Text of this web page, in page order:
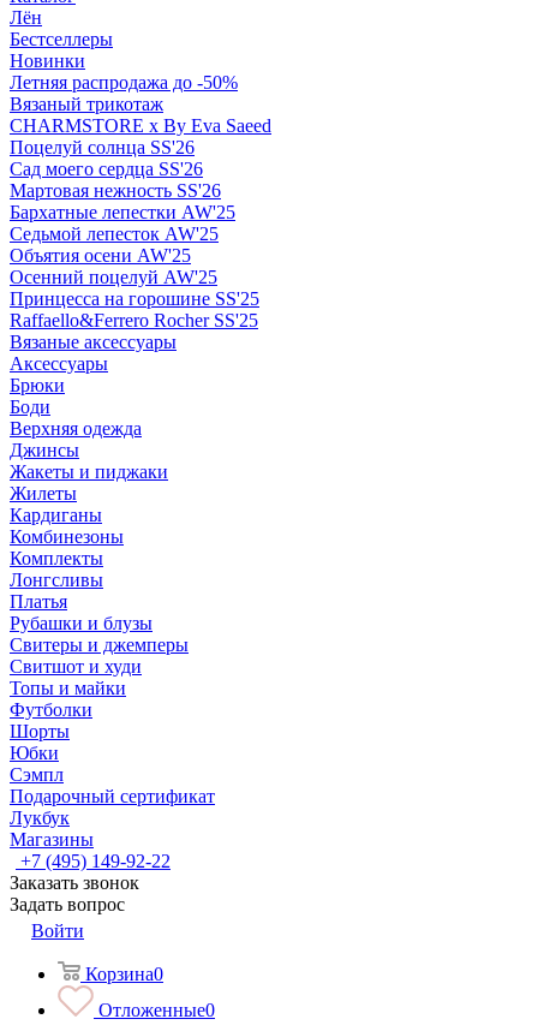
Лён
Бестселлеры
Новинки
Летняя распродажа до -50%
Вязаный трикотаж
CHARMSTORE х By Eva Saeed
Поцелуй солнца SS'26
Сад моего сердца SS'26
Мартовая нежность SS'26
Бархатные лепестки AW'25
Седьмой лепесток AW'25
Объятия осени AW'25
Осенний поцелуй AW'25
Принцесса на горошине SS'25
Raffaello&Ferrero Rocher SS'25
Вязаные аксессуары
Аксессуары
Брюки
Боди
Верхняя одежда
Джинсы
Жакеты и пиджаки
Жилеты
Кардиганы
Комбинезоны
Комплекты
Лонгсливы
Платья
Рубашки и блузы
Свитеры и джемперы
Свитшот и худи
Топы и майки
Футболки
Шорты
Юбки
Сэмпл
Подарочный сертификат
Лукбук
Магазины
+7 (495) 149-92-22
Заказать звонок
Задать вопрос
Войти
Корзина0
Отложенные0